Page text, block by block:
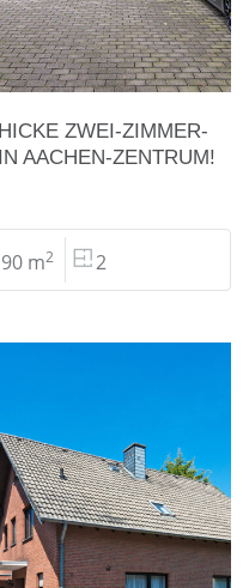
ZWEI-ZIMMER-
AACHEN-ZENTRUM!
90 m2 2